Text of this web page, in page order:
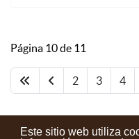
Este sitio web utiliza
Página 10 de 11
2 3 4